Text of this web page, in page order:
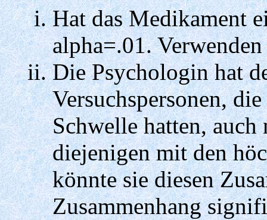
Hat das Medikament
alpha=.01.
Die Psychologin hat
Versuchspersonen,
Schwelle hatten, auch
diejenigen mit den
könnte sie diesen
Zusammenhang